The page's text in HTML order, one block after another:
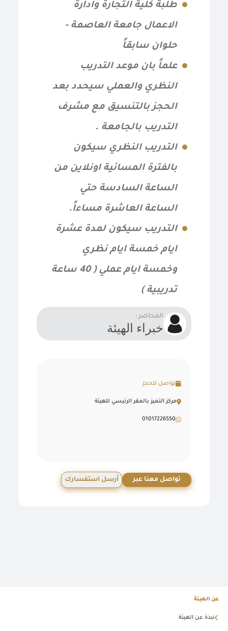
طلبة كلية التجارة وادارة
الاعمال جامعة العاصمة -
حلوان سابقاً
علماً بان موعد التدريب
النظري والعملي سيحدد بعد
الحجز بالتنسيق مع مشرف
التدريب بالجامعة .
التدريب النظري سيكون
بالفترة المسائية اونلاين من
الساعة السادسة حتي
الساعة العاشرة مساءاً.
التدريب سيكون لمدة عشرة
ايام خمسة ايام نظري
وخمسة ايام عملي ( 40 ساعة
تدريبية )
المحاضر :
خبراء الهيئة
تواصل للحجز
مركز التميز بالمقر الرئيسي للهيئة
01017226550
تواصل معنا عبر أرسل استفسارك
عن الهيئة
نبذة عن الهيئة